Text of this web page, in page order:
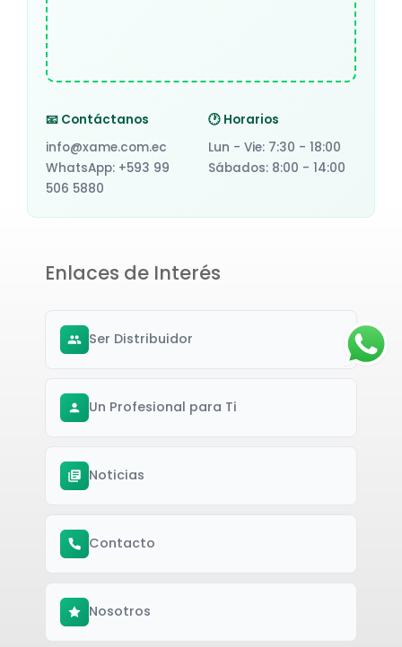
📧 Contáctanos
info@xame.com.ec
WhatsApp: +593 99
506 5880
🕐 Horarios
Lun - Vie: 7:30 - 18:00
Sábados: 8:00 - 14:00
Enlaces de Interés
Ser Distribuidor
Un Profesional para Ti
Noticias
Contacto
Nosotros